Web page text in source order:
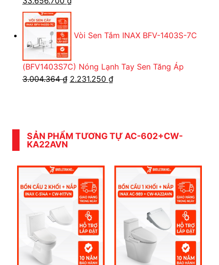
gốc
là:
34.280.000 ₫.
hiện
là:
Vòi Sen Tắm INAX BFV-1403S-7C
(BFV1403S7C) Nóng Lạnh Tay Sen Tăng Áp
3.004.364₫ Giá
2.231.250 ₫Giá
SẢN PHẨM TƯƠNG TỰ AC-602+CW-
KA22AVN